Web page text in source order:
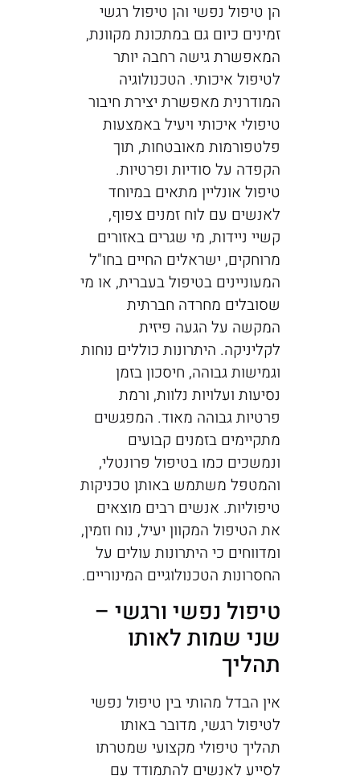
הן טיפול נפשי והן טיפול רגשי
זמינים כיום גם במתכונת מקוונת,
המאפשרת גישה רחבה יותר
לטיפול איכותי. הטכנולוגיה
המודרנית מאפשרת יצירת חיבור
טיפולי איכותי ויעיל באמצעות
פלטפורמות מאובטחות, תוך
הקפדה על סודיות ופרטיות.
טיפול אונליין מתאים במיוחד
לאנשים עם לוח זמנים צפוף,
קשיי ניידות, מי שגרים באזורים
מרוחקים, ישראלים החיים בחו"ל
המעוניינים בטיפול בעברית, או מי
שסובלים מחרדה חברתית
המקשה על הגעה פיזית
לקליניקה. היתרונות כוללים נוחות
וגמישות גבוהה, חיסכון בזמן
נסיעות ועלויות נלוות, ורמת
פרטיות גבוהה מאוד. המפגשים
מתקיימים בזמנים קבועים
ונמשכים כמו בטיפול פרונטלי,
והמטפל משתמש באותן טכניקות
טיפוליות. אנשים רבים מוצאים
את הטיפול המקוון יעיל, נוח וזמין,
ומדווחים כי היתרונות עולים על
החסרונות הטכנולוגיים המינוריים.
טיפול נפשי ורגשי –
שני שמות לאותו
תהליך
אין הבדל מהותי בין טיפול נפשי
לטיפול רגשי, מדובר באותו
תהליך טיפולי מקצועי שמטרתו
לסייע לאנשים להתמודד עם